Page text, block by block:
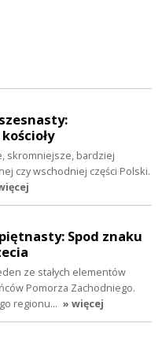
skromniejsze, bardziej
czy wschodniej części Polski.
Spod znaku
ze stałych elementów
Pomorza Zachodniego.
regionu… » więcej